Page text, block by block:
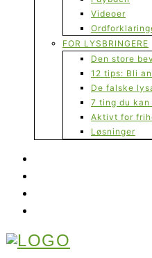
Videoer
FOR LYSBRINGERE
Den store
12 tips: Bli
De falske
7 ting du kan
Aktivt for
Løsninger